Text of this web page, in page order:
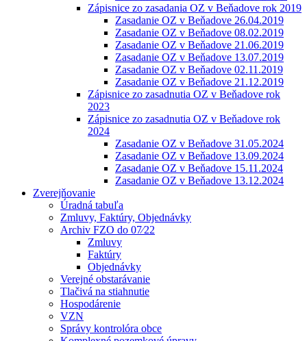
Zápisnice zo zasadania OZ v Beňadove rok 2019
Zasadanie OZ v Beňadove 26.04.2019
Zasadanie OZ v Beňadove 08.02.2019
Zasadanie OZ v Beňadove 21.06.2019
Zasadanie OZ v Beňadove 13.07.2019
Zasadanie OZ v Beňadove 02.11.2019
Zasadanie OZ v Beňadove 21.12.2019
Zápisnice zo zasadnutia OZ v Beňadove rok
2023
Zápisnice zo zasadnutia OZ v Beňadove rok
2024
Zasadanie OZ v Beňadove 31.05.2024
Zasadanie OZ v Beňadove 13.09.2024
Zasadanie OZ v Beňadove 15.11.2024
Zasadanie OZ v Beňadove 13.12.2024
Zverejňovanie
Úradná tabuľa
Zmluvy, Faktúry, Objednávky
Archiv FZO do 07⁄22
Zmluvy
Faktúry
Objednávky
Verejné obstarávanie
Tlačivá na stiahnutie
Hospodárenie
VZN
Správy kontrolóra obce